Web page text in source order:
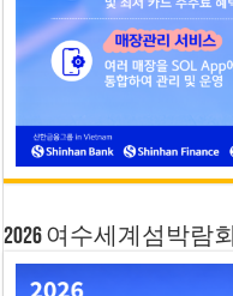
2026 여수세계섬박람회